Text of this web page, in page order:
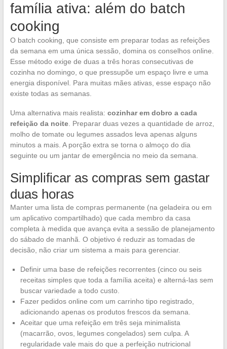
família ativa: além do batch
cooking
O batch cooking, que consiste em preparar todas as refeições
da semana em uma única sessão, domina os conselhos online.
Esse método exige de duas a três horas consecutivas de
cozinha no domingo, o que pressupõe um espaço livre e uma
energia disponível. Para muitas mães ativas, esse espaço não
existe todas as semanas.
Uma alternativa mais realista: cozinhar em dobro a cada
refeição da noite. Preparar duas vezes a quantidade de arroz,
molho de tomate ou legumes assados leva apenas alguns
minutos a mais. A porção extra se torna o almoço do dia
seguinte ou um jantar de emergência no meio da semana.
Simplificar as compras sem gastar
duas horas
Manter uma lista de compras permanente (na geladeira ou em
um aplicativo compartilhado) que cada membro da casa
completa à medida que avança evita a sessão de planejamento
do sábado de manhã. O objetivo é reduzir as tomadas de
decisão, não criar um sistema a mais para gerenciar.
Definir uma base de refeições recorrentes (cinco ou seis
receitas simples que toda a família aceita) e alterná-las sem
buscar variedade a todo custo.
Fazer pedidos online com um carrinho tipo registrado,
adicionando apenas os produtos frescos da semana.
Aceitar que uma refeição em três seja minimalista
(macarrão, ovos, legumes congelados) sem culpa. A
regularidade vale mais do que a perfeição nutricional